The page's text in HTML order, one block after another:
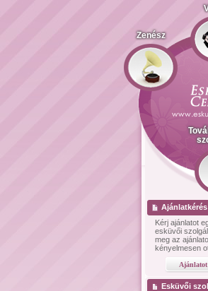
Zenész
Ajánlatkérés
Kérj ajánlatot
esküvői
meg az
kényelmesen
Esküvői